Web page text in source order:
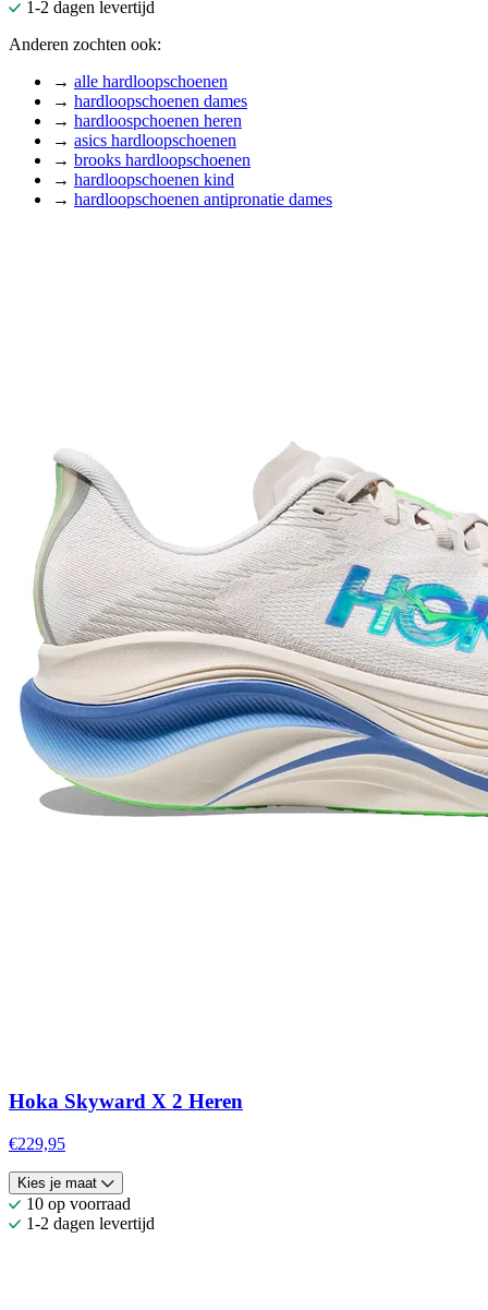
1-2 dagen levertijd
Anderen zochten ook:
→ alle hardloopschoenen
→ hardloopschoenen dames
→ hardloospchoenen heren
→ asics hardloopschoenen
→ brooks hardloopschoenen
→ hardloopschoenen kind
→ hardloopschoenen antipronatie dames
Hoka Skyward X 2 Heren
€229,95
Kies je maat
10 op voorraad
1-2 dagen levertijd